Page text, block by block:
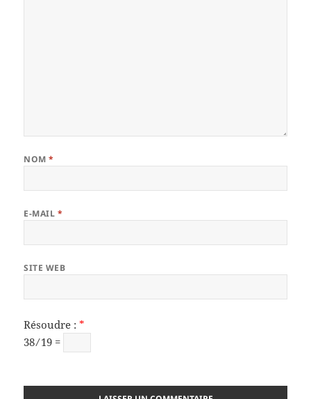
NOM*
E-MAIL *
SITE WEB
Résoudre :*
38 ⁄ 19 =